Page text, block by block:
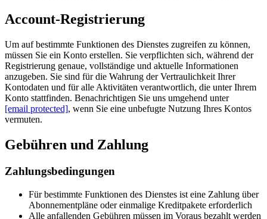
Account-Registrierung
Um auf bestimmte Funktionen des Dienstes zugreifen zu können,
müssen Sie ein Konto erstellen. Sie verpflichten sich, während der
Registrierung genaue, vollständige und aktuelle Informationen
anzugeben. Sie sind für die Wahrung der Vertraulichkeit Ihrer
Kontodaten und für alle Aktivitäten verantwortlich, die unter Ihrem
Konto stattfinden. Benachrichtigen Sie uns umgehend unter
[email protected], wenn Sie eine unbefugte Nutzung Ihres Kontos
vermuten.
Gebühren und Zahlung
Zahlungsbedingungen
Für bestimmte Funktionen des Dienstes ist eine Zahlung über
Abonnementpläne oder einmalige Kreditpakete erforderlich
Alle anfallenden Gebühren müssen im Voraus bezahlt werden